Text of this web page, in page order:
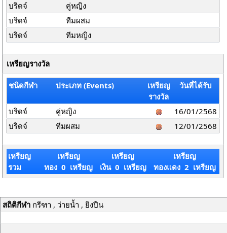
บริดจ์
คู่หญิง
บริดจ์
ทีมผสม
บริดจ์
ทีมหญิง
เหรียญรางวัล
ชนิดกีฬา ประเภท (Events)
เหรียญ
รางวัล
วันที่ได้รับ
บริดจ์ คู่หญิง
16/01/2568
บริดจ์
ทีมผสม 12/01/2568
เหรียญ
รวม
เหรียญ
ทอง 0 เหรียญ
เหรียญ
เงิน 0 เหรียญ
เหรียญ
ทองแดง 2 เหรียญ
สถิติกีฬากรีฑา , ว่ายน้ำ , ยิงปืน